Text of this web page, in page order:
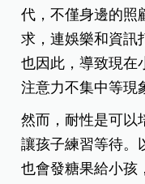
代，不僅身邊的照
求，連娛樂和資訊
也因此，導致現在
注意力不集中等現
然而，耐性是可以
讓孩子練習等待。
也會發糖果給小孩